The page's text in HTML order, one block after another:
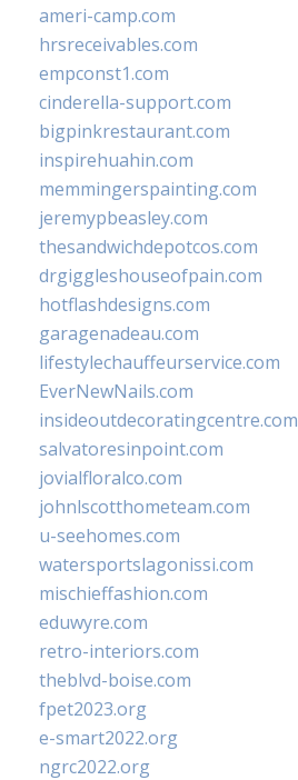
ameri-camp.com
hrsreceivables.com
empconst1.com
cinderella-support.com
bigpinkrestaurant.com
inspirehuahin.com
memmingerspainting.com
jeremypbeasley.com
thesandwichdepotcos.com
drgiggleshouseofpain.com
hotflashdesigns.com
garagenadeau.com
lifestylechauffeurservice.com
EverNewNails.com
insideoutdecoratingcentre.com
salvatoresinpoint.com
jovialfloralco.com
johnlscotthometeam.com
u-seehomes.com
watersportslagonissi.com
mischieffashion.com
eduwyre.com
retro-interiors.com
theblvd-boise.com
fpet2023.org
e-smart2022.org
ngrc2022.org